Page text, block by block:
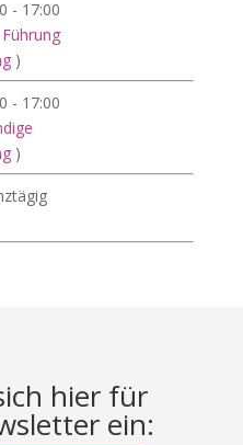
- 17:00
)
- 17:00
)
hier für
ein: